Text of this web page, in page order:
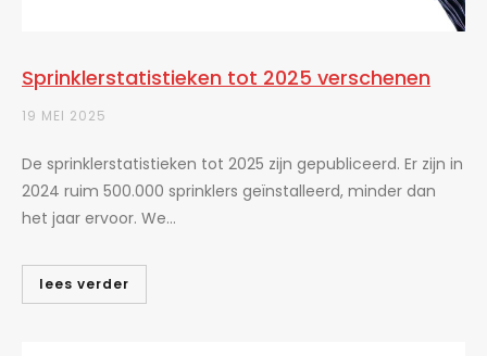
Sprinklerstatistieken tot 2025 verschenen
19 MEI 2025
De sprinklerstatistieken tot 2025 zijn gepubliceerd. Er zijn in
2024 ruim 500.000 sprinklers geïnstalleerd, minder dan
het jaar ervoor. We...
lees verder